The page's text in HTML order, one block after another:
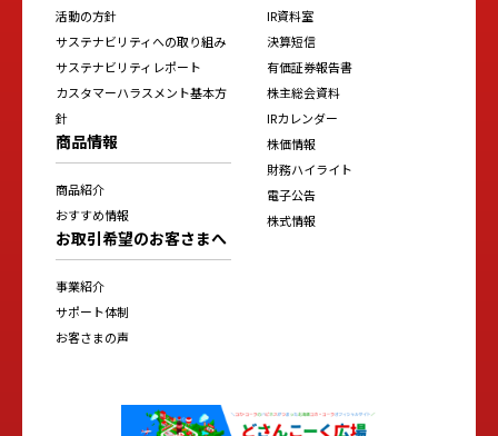
活動の方針
サステナビリティへの取り組み
サステナビリティレポート
カスタマーハラスメント基本方
針
商品情報
商品紹介
おすすめ情報
お取引希望のお客さまへ
事業紹介
サポート体制
お客さまの声
IR資料室
決算短信
有価証券報告書
株主総会資料
IRカレンダー
株価情報
財務ハイライト
電子公告
株式情報